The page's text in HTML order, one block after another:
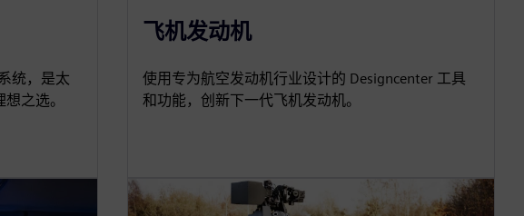
统，是太
之选。
飞机发动机
使用专为航空发动机行业设计的 Designcenter 工具
和功能，创新下一代飞机发动机。